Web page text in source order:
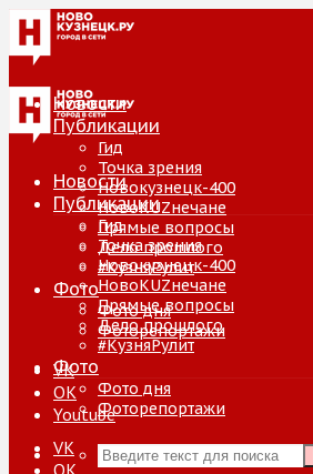
Новости
Публикации
Гид
Точка зрения
Новокузнецк-400
НовоKUZнечане
Прямые вопросы
Дело прошлого
#КузняРулит
Фото
Фото дня
Фоторепортажи
VK
ОК
Youtube
Новости
Публикации
Гид
Точка зрения
Новокузнецк-400
НовоKUZнечане
Прямые вопросы
Дело прошлого
#КузняРулит
Фото
Фото дня
Фоторепортажи
VK
ОК